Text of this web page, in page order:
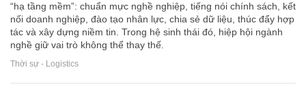
“hạ tầng mềm”: chuẩn mực nghề nghiệp, tiếng nói chính sách, kết
nối doanh nghiệp, đào tạo nhân lực, chia sẻ dữ liệu, thúc đẩy hợp
tác và xây dựng niềm tin. Trong hệ sinh thái đó, hiệp hội ngành
nghề giữ vai trò không thể thay thế.
Thời sự - Logistics